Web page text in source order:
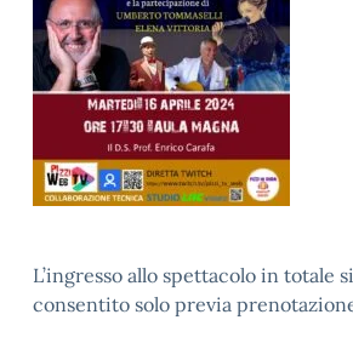
L’ingresso allo spettacolo in totale
consentito solo previa